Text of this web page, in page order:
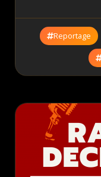
Reportage